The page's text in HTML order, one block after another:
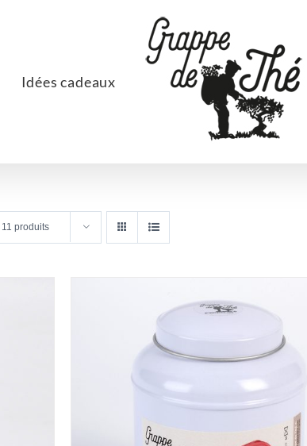
Idées cadeaux
11 produits
DÉTAILS